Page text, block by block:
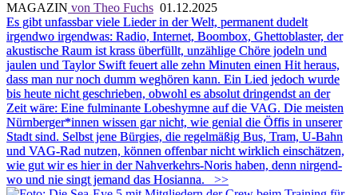
MAGAZIN von Theo Fuchs 01.12.2025
Es gibt unfassbar viele Lieder in der Welt, permanent dudelt
irgendwo irgendwas: Radio, Internet, Boombox, Ghettoblaster, der
akustische Raum ist krass überfüllt, unzählige Chöre jodeln und
jaulen und Taylor Swift feuert alle zehn Minuten einen Hit heraus,
dass man nur noch dumm weghören kann. Ein Lied jedoch wurde
bis heute nicht geschrieben, obwohl es absolut dringendst an der
Zeit wäre: Eine fulminante Lobeshymne auf die VAG. Die meisten
Nürnberger*innen wissen gar nicht, wie genial die Öffis in unserer
Stadt sind. Selbst jene Bürgies, die regelmäßig Bus, Tram, U-Bahn
und VAG-Rad nutzen, können offenbar nicht wirklich einschätzen,
wie gut wir es hier in der Nahverkehrs-Noris haben, denn nirgend-
wo und nie singt jemand das Hosianna.
>>